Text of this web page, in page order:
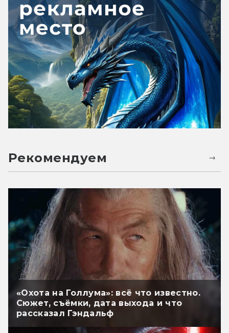
Рекомендуем
«Охота на Голлума»: всё что известно.
Сюжет, съёмки, дата выхода и что
рассказал Гэндальф